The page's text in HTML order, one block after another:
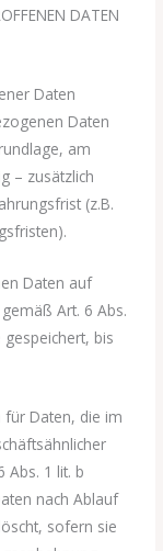
DATEN
Daten
Daten
am
– zusätzlich
(z.B.
Daten auf
Art. 6 Abs.
bis
für Daten, die im
Abs. 1 lit. b
nach Ablauf
sofern sie